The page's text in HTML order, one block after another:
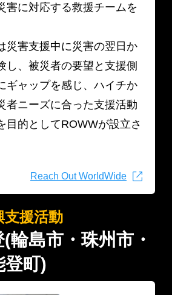
害に対応する救援チームを
災害支援中に災害の翌日か
し、被災者の要望と支援側
ギャップを感じ、ハイチか
者ニーズに合った支援活動
目的としてROWWが設立さ
Reach Out WorldWide
支援活動
輪島市・珠州市・
登町)